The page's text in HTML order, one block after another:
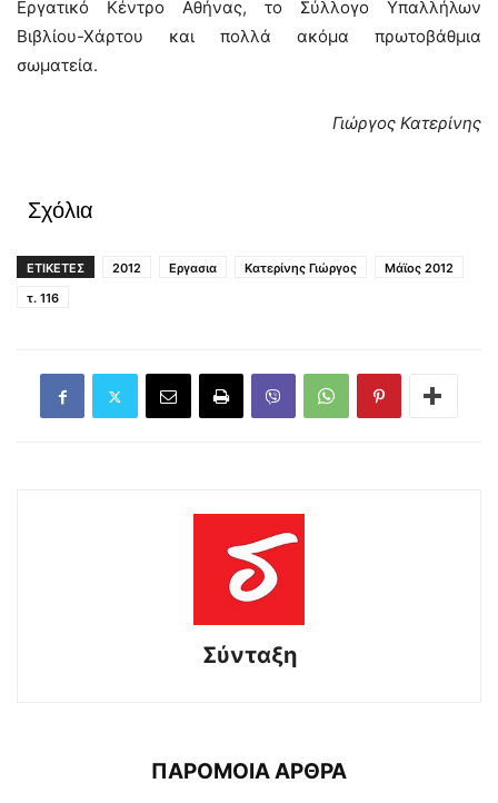
Εργατικό Κέντρο Αθήνας, το Σύλλογο Υπαλλήλων
Βιβλίου-Χάρτου και πολλά ακόμα πρωτοβάθμια
σωματεία.
Γιώργος Κατερίνης
Σχόλια
ΕΤΙΚΕΤΕΣ 2012 Εργασια Κατερίνης Γιώργος
Μάϊος 2012
τ. 116
Σύνταξη
ΠΑΡΟΜΟΙΑ ΑΡΘΡΑ